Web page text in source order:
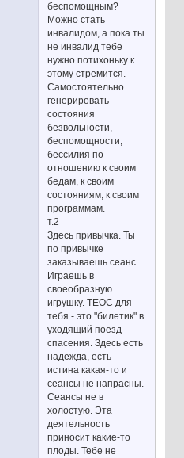
беспомощным?
Можно стать
инвалидом, а пока ты
не инвалид тебе
нужно потихоньку к
этому стремится.
Самостоятельно
генерировать
состояния
безвольности,
беспомощности,
бессилия по
отношению к своим
бедам, к своим
состояниям, к своим
программам.
т.2
Здесь привычка. Ты
по привычке
заказываешь сеанс.
Играешь в
своеобразную
игрушку. ТЕОС для
тебя - это "билетик" в
уходящий поезд
спасения. Здесь есть
надежда, есть
истина какая-то и
сеансы не напрасны.
Сеансы не в
холостую. Эта
деятельность
приносит какие-то
плоды. Тебе не